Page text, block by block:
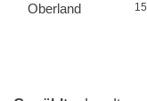
Oberland 15